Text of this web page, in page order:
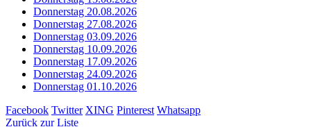
Donnerstag 20.08.2026
Donnerstag 27.08.2026
Donnerstag 03.09.2026
Donnerstag 10.09.2026
Donnerstag 17.09.2026
Donnerstag 24.09.2026
Donnerstag 01.10.2026
Facebook Twitter XING Pinterest Whatsapp
Zurück zur Liste